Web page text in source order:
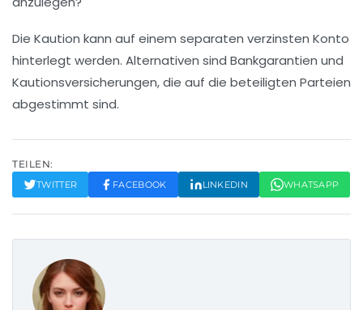
Die Kaution kann auf einem separaten verzinsten Konto
hinterlegt werden. Alternativen sind Bankgarantien und
Kautionsversicherungen, die auf die beteiligten Parteien
abgestimmt sind.
TEILEN:
TWITTER FACEBOOK LINKEDIN WHATSAPP